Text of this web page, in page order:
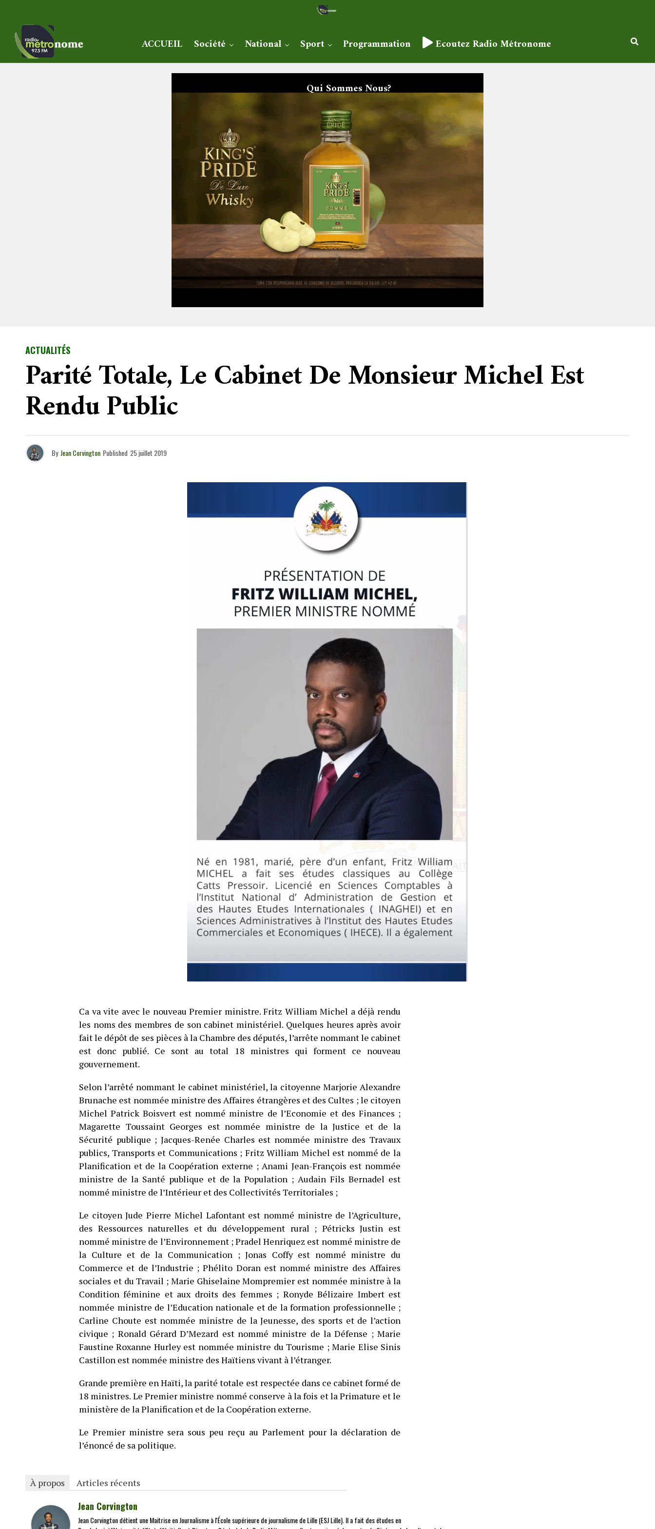
ACCUEIL Société National Sport Programmation Ecoutez Radio Métronome
Qui Sommes Nous?
ACTUALITÉS
Parité Totale, Le Cabinet De Monsieur Michel Est
Rendu Public
By Jean Corvington Published 25 juillet 2019
Ca va vite avec le nouveau Premier ministre. Fritz William Michel a déjà rendu
les noms des membres de son cabinet ministériel. Quelques heures après avoir
fait le dépôt de ses pièces à la Chambre des députés, l’arrête nommant le cabinet
est donc publié. Ce sont au total 18 ministres qui forment ce nouveau
gouvernement.
Selon l’arrêté nommant le cabinet ministériel, la citoyenne Marjorie Alexandre
Brunache est nommée ministre des Affaires étrangères et des Cultes ; le citoyen
Michel Patrick Boisvert est nommé ministre de l’Economie et des Finances ;
Magarette Toussaint Georges est nommée ministre de la Justice et de la
Sécurité publique ; Jacques-Renée Charles est nommée ministre des Travaux
publics, Transports et Communications ; Fritz William Michel est nommé de la
Planification et de la Coopération externe ; Anami Jean-François est nommée
ministre de la Santé publique et de la Population ; Audain Fils Bernadel est
nommé ministre de l’Intérieur et des Collectivités Territoriales ;
Le citoyen Jude Pierre Michel Lafontant est nommé ministre de l’Agriculture,
des Ressources naturelles et du développement rural ; Pétricks Justin est
nommé ministre de l’Environnement ; Pradel Henriquez est nommé ministre de
la Culture et de la Communication ; Jonas Coffy est nommé ministre du
Commerce et de l’Industrie ; Phélito Doran est nommé ministre des Affaires
sociales et du Travail ; Marie Ghiselaine Mompremier est nommée ministre à la
Condition féminine et aux droits des femmes ; Ronyde Bélizaire Imbert est
nommée ministre de l’Education nationale et de la formation professionnelle ;
Carline Choute est nommée ministre de la Jeunesse, des sports et de l’action
civique ; Ronald Gérard D’Mezard est nommé ministre de la Défense ; Marie
Faustine Roxanne Hurley est nommée ministre du Tourisme ; Marie Elise Sinis
Castillon est nommée ministre des Haïtiens vivant à l’étranger.
Grande première en Haïti, la parité totale est respectée dans ce cabinet formé de
18 ministres. Le Premier ministre nommé conserve à la fois et la Primature et le
ministère de la Planification et de la Coopération externe.
Le Premier ministre sera sous peu reçu au Parlement pour la déclaration de
l’énoncé de sa politique.
À propos Articles récents
Jean Corvington
Jean Corvington détient une Maitrise en Journalisme à l'École supérieure de journalisme de Lille (ESJ Lille). Il a fait des études en